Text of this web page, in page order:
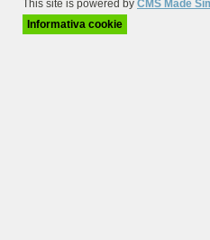
This site is powered by CMS Made
Informativa cookie